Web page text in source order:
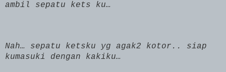
ambil sepatu kets ku…
Nah… sepatu ketsku yg agak2 kotor.. siap
kumasuki dengan kakiku…